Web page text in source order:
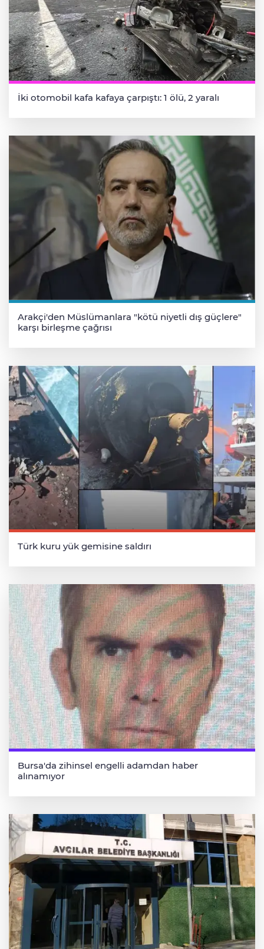
İki otomobil kafa kafaya çarpıştı: 1 ölü, 2 yaralı
Arakçi'den Müslümanlara "kötü niyetli dış güçlere"
karşı birleşme çağrısı
Türk kuru yük gemisine saldırı
Bursa'da zihinsel engelli adamdan haber
alınamıyor